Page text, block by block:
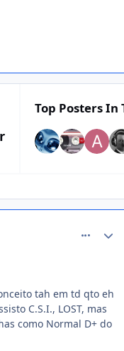
Top Posters In
overview
tah em td qto eh
C.S.I., LOST, mas
como Normal D+ do